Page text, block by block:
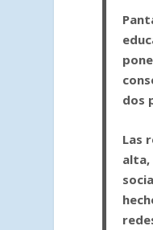
dos
Las
alta,